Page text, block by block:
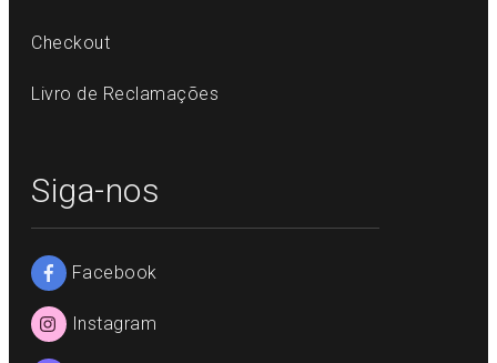
Checkout
Livro de Reclamações
Siga-nos
Facebook
Instagram